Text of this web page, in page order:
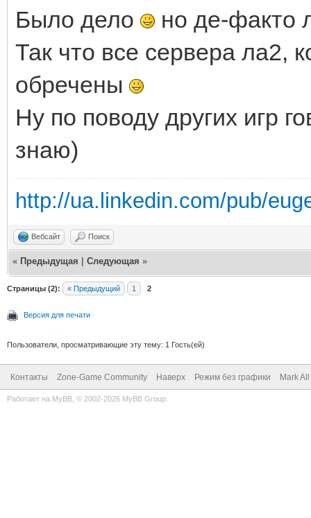
Было дело
но де-факто
Так что все сервера ла2,
обречены
Ну по поводу других игр
знаю)
http://ua.linkedin.com/pub/
Вебсайт Поиск
« Предыдущая Следующая »
Страницы (2): « Предыдущий 1 2
Версия для печати
Пользователи, просматривающие эту тему: 1 Гость(ей)
Контакты Zone-Game Community Наверх Режим без графики Mark
Работает на MyBB , © 2002-2026 MyBB Group